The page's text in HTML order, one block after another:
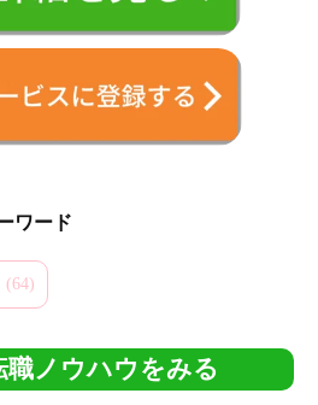
ワード
(64)
ノウハウをみる